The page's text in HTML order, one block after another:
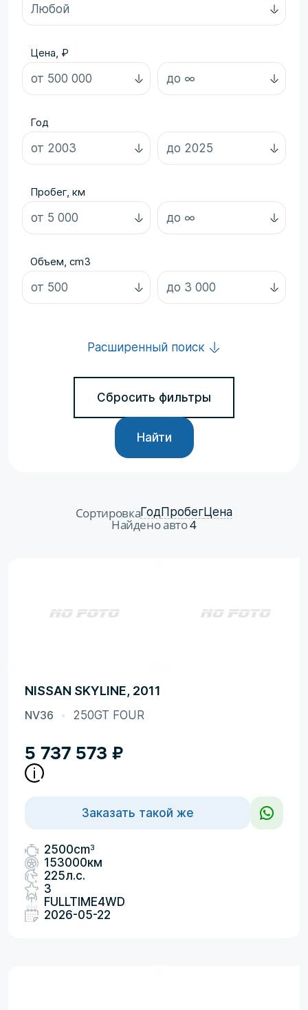
Цена, ₽
Год
Пробег, км
Объем, cm3
Расширенный поиск
Сбросить фильтры
Найти
СортировкаГодПробегЦена
Найдено авто4
NISSAN SKYLINE, 2011
NV36 250GT FOUR
5 737 573 ₽
Заказать такой же
2500cm3
153000км
225л.с.
3
FULLTIME4WD
2026-05-22